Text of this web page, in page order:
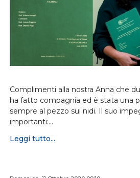
Complimenti alla nostra Anna che
ha fatto compagnia ed è stata una
sempre al pezzo sui nidi. Il suo
importanti:…
Leggi tutto...